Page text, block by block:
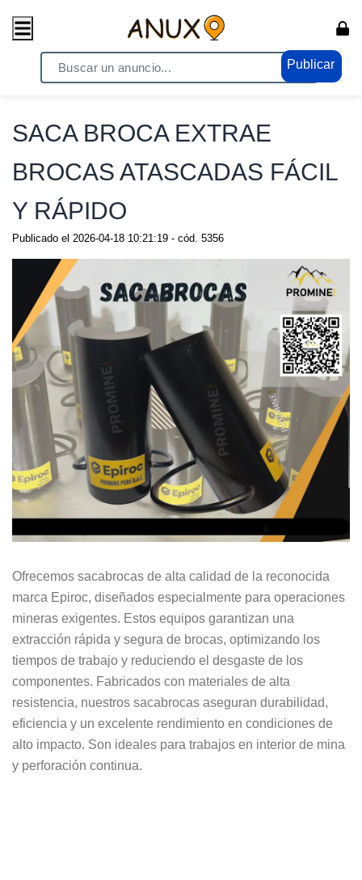
Publicar
/ Compras - Ventas / Anuncio de todo
SACA BROCA EXTRAE
BROCAS ATASCADAS FÁCIL
Y RÁPIDO
Publicado el 2026-04-18 10:21:19 - cód. 5356
Ofrecemos sacabrocas de alta calidad de la reconocida
marca Epiroc, diseñados especialmente para operaciones
mineras exigentes. Estos equipos garantizan una
extracción rápida y segura de brocas, optimizando los
tiempos de trabajo y reduciendo el desgaste de los
componentes. Fabricados con materiales de alta
resistencia, nuestros sacabrocas aseguran durabilidad,
eficiencia y un excelente rendimiento en condiciones de
alto impacto. Son ideales para trabajos en interior de mina
y perforación continua.